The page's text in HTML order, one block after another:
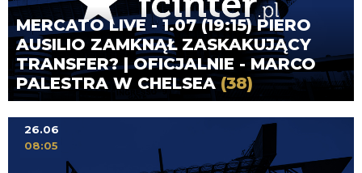
MERCATO LIVE - 1.07 (19:15) PIERO
AUSILIO ZAMKNĄŁ ZASKAKUJĄCY
TRANSFER? | OFICJALNIE - MARCO
PALESTRA W CHELSEA (38)
26.06
08:05